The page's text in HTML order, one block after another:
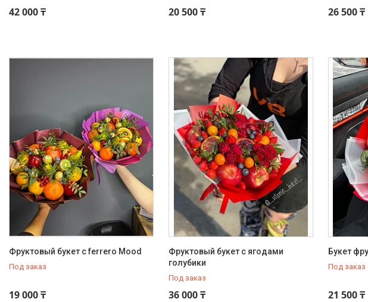
Отзывы
Доставка и оплата
42 000 ₸ 20 500 ₸ 26 500 ₸
Фруктовый букет с ferrero Mood
Под заказ
19 000 ₸
Фруктовый букет с ягодами
голубики
Под заказ
36 000 ₸
Букет
Под заказ
21 500 ₸